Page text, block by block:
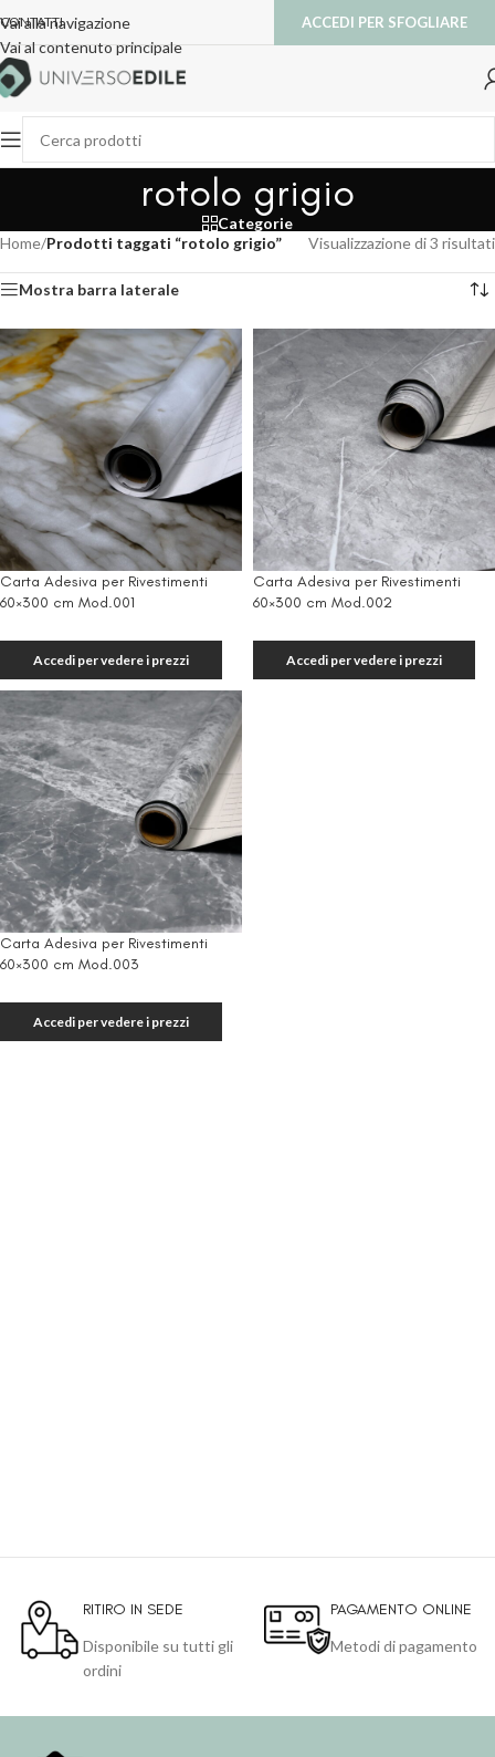
Vai alla navigazione
Vai al contenuto principale
CONTATTI ACCEDI PER SFOGLIARE
rotolo grigio
Categorie
Home/Prodotti taggati “rotolo grigio” Visualizzazione di 3 risultati
Mostra barra laterale
Carta Adesiva per Rivestimenti
60×300 cm Mod.001
Accedi per vedere i prezzi
Carta Adesiva per Rivestimenti
60×300 cm Mod.002
Accedi per vedere i prezzi
Carta Adesiva per Rivestimenti
60×300 cm Mod.003
Accedi per vedere i prezzi
RITIRO IN SEDE
Disponibile su tutti gli
ordini
PAGAMENTO ONLINE
Metodi di pagamento